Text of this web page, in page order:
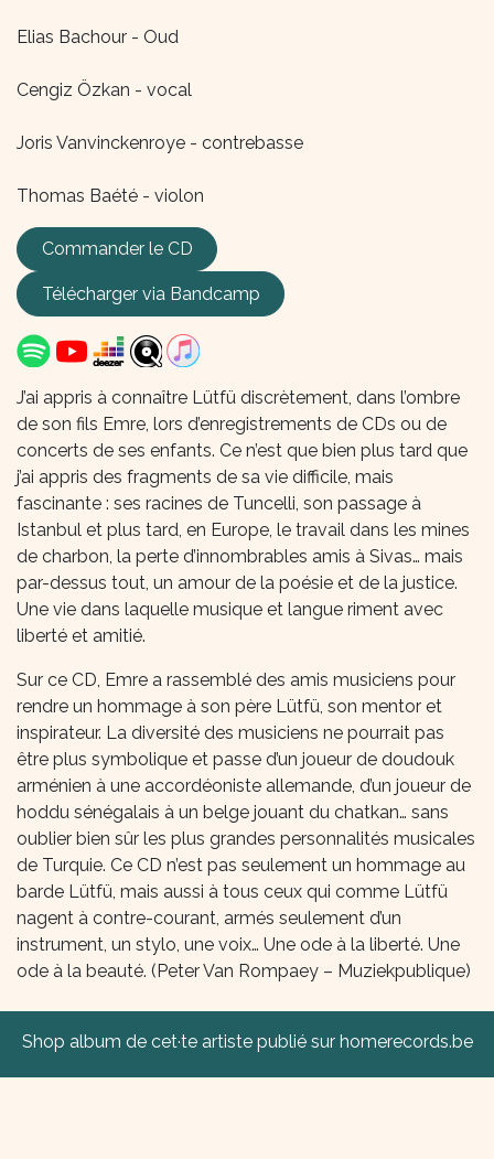
Elias Bachour - Oud
Cengiz Özkan - vocal
Joris Vanvinckenroye - contrebasse
Thomas Baété - violon
Commander le CD
Télécharger via Bandcamp
J’ai appris à connaître Lütfü discrètement, dans l’ombre
de son fils Emre, lors d’enregistrements de CDs ou de
concerts de ses enfants. Ce n’est que bien plus tard que
j’ai appris des fragments de sa vie difficile, mais
fascinante : ses racines de Tuncelli, son passage à
Istanbul et plus tard, en Europe, le travail dans les mines
de charbon, la perte d’innombrables amis à Sivas… mais
par-dessus tout, un amour de la poésie et de la justice.
Une vie dans laquelle musique et langue riment avec
liberté et amitié.
Sur ce CD, Emre a rassemblé des amis musiciens pour
rendre un hommage à son père Lütfü, son mentor et
inspirateur. La diversité des musiciens ne pourrait pas
être plus symbolique et passe d’un joueur de doudouk
arménien à une accordéoniste allemande, d’un joueur de
hoddu sénégalais à un belge jouant du chatkan… sans
oublier bien sûr les plus grandes personnalités musicales
de Turquie. Ce CD n’est pas seulement un hommage au
barde Lütfü, mais aussi à tous ceux qui comme Lütfü
nagent à contre-courant, armés seulement d’un
instrument, un stylo, une voix… Une ode à la liberté. Une
ode à la beauté. (Peter Van Rompaey – Muziekpublique)
Shop album de cet·te artiste publié sur homerecords.be